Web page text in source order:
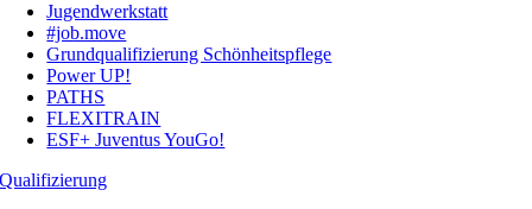
Jugendwerkstatt
#job.move
Grundqualifizierung Schönheitspflege
Power UP!
PATHS
FLEXITRAIN
ESF+ Juventus YouGo!
Qualifizierung